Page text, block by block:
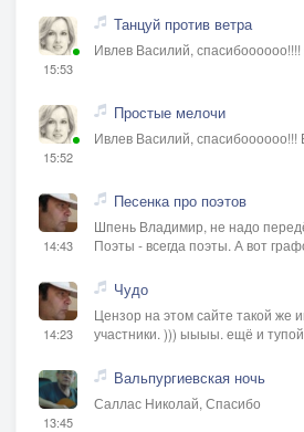
15:53
Танцуй против ветра
Ивлев Василий, спасибоооооо!!!!
15:52
Простые мелочи
Ивлев Василий, спасибоооооо!!!
14:43
Песенка про поэтов
Шпень Владимир, не надо
Поэты - всегда поэты. А вот
14:23
Чудо
Цензор на этом сайте такой же
участники. ))) ыыыы. ещё и
13:45
Вальпургиевская ночь
Саллас Николай, Спасибо